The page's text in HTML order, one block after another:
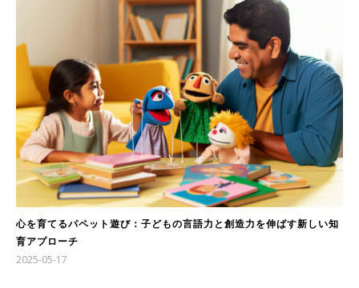
心を育てるパペット遊び：子どもの言語力と創造力を伸ばす新しい知
育アプローチ
2025-05-17